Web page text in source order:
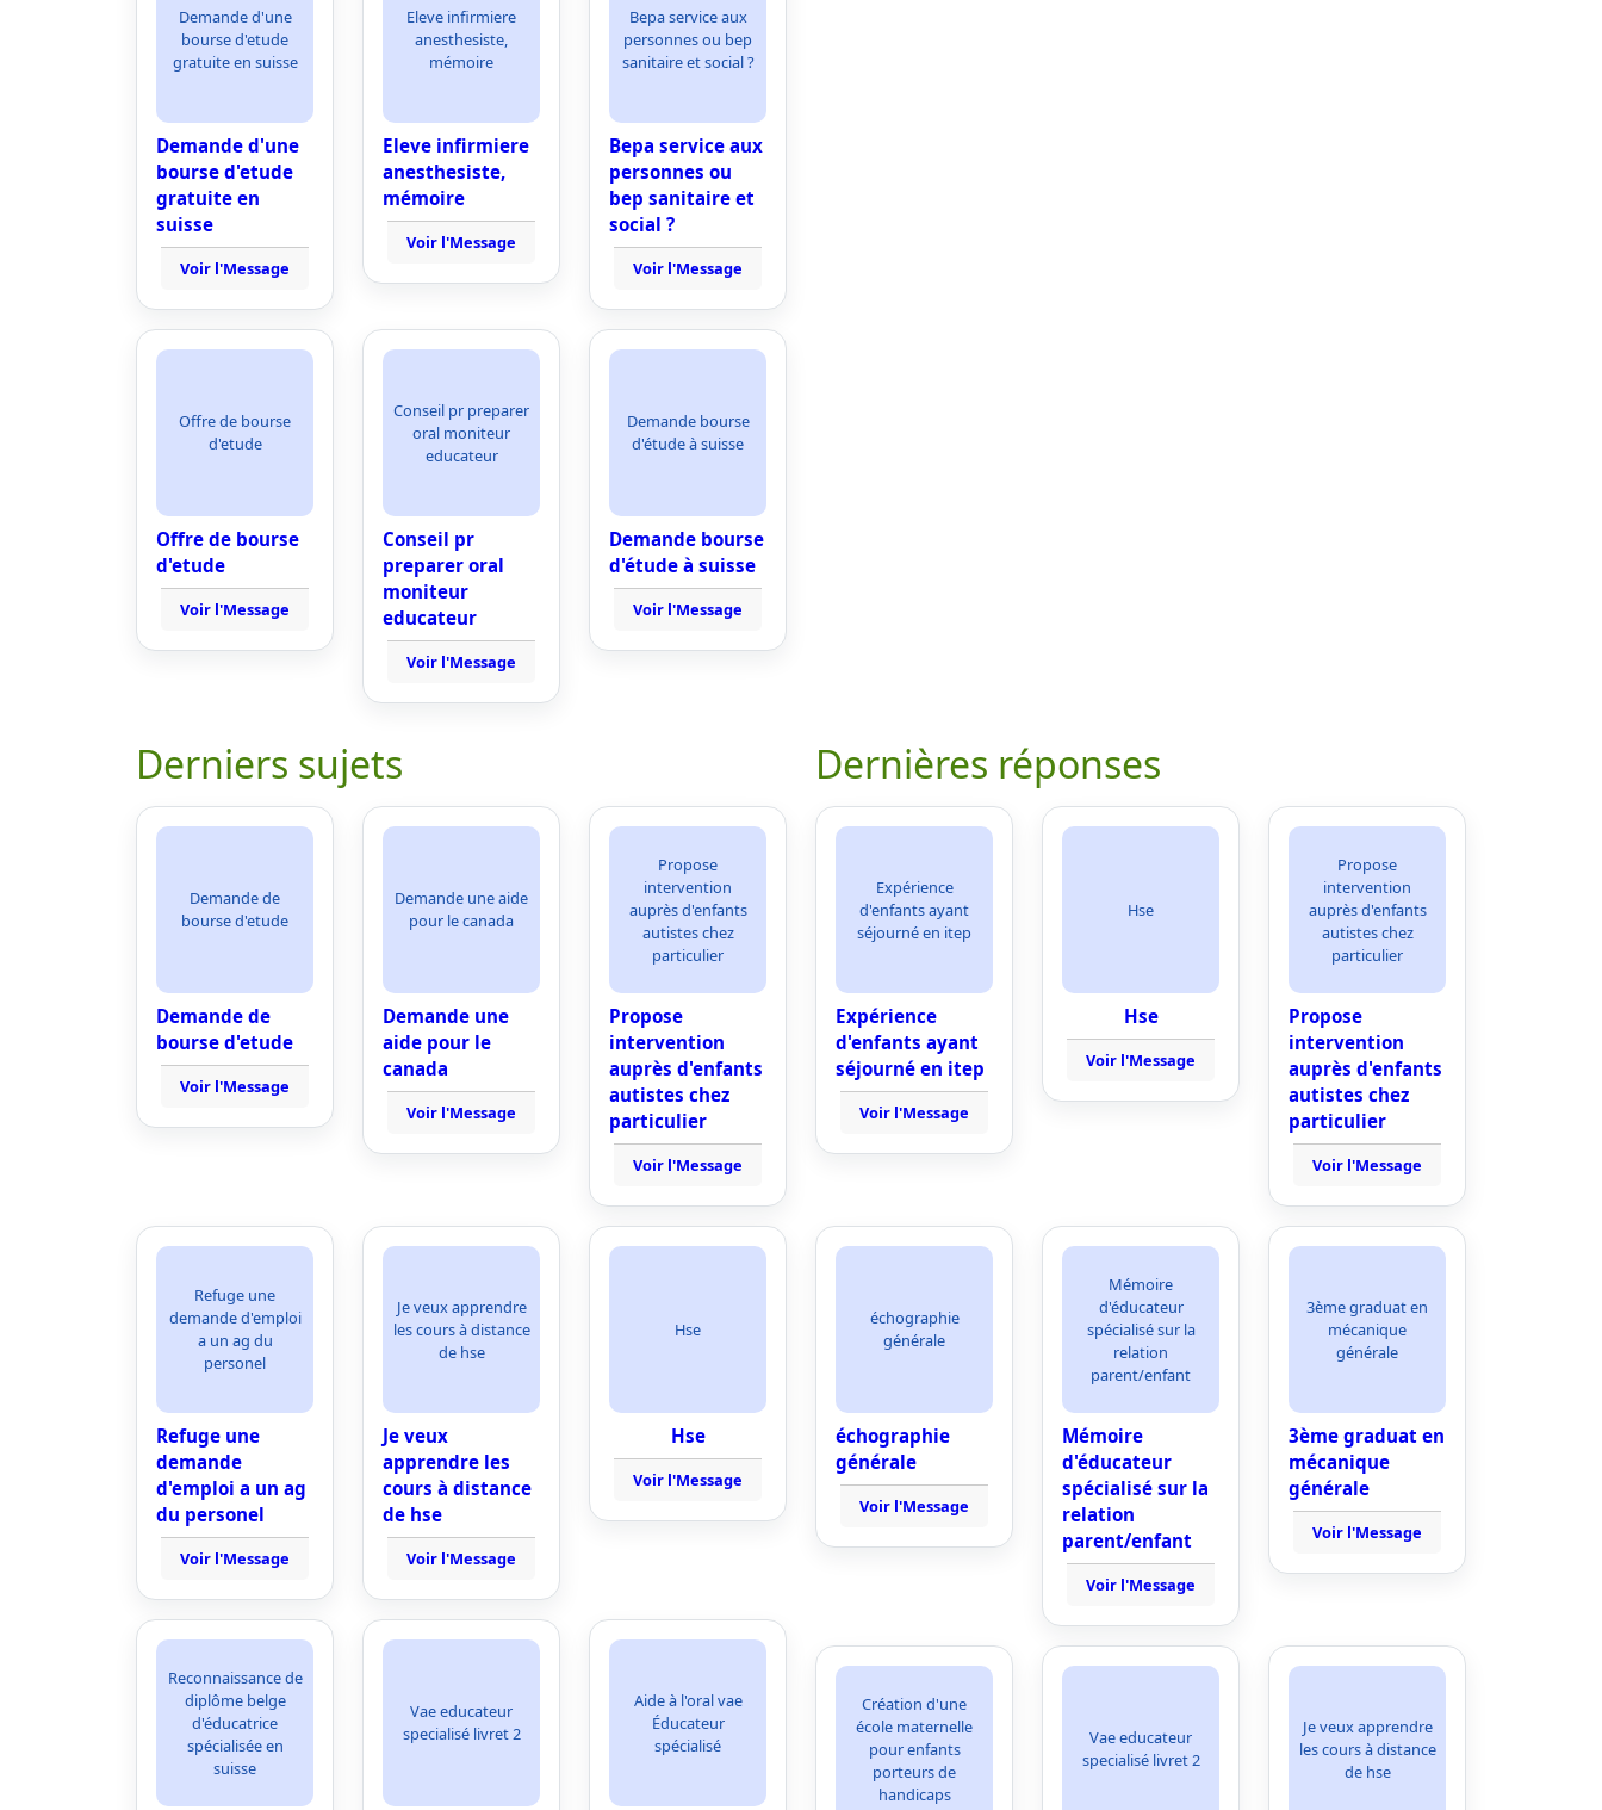
Demande d'une
bourse d'etude
gratuite en suisse
Demande d'une
bourse d'etude
gratuite en
suisse
Voir l'Message
Eleve infirmiere
anesthesiste,
mémoire
Eleve infirmiere
anesthesiste,
mémoire
Voir l'Message
Bepa service aux
personnes ou bep
sanitaire et social ?
Bepa service aux
personnes ou
bep sanitaire et
social ?
Voir l'Message
Offre de bourse
d'etude
Offre de bourse
d'etude
Voir l'Message
Conseil pr preparer
oral moniteur
educateur
Conseil pr
preparer oral
moniteur
educateur
Voir l'Message
Demande bourse
d'étude à suisse
Demande bourse
d'étude à suisse
Voir l'Message
Derniers sujets
Demande de
bourse d'etude
Demande de
bourse d'etude
Voir l'Message
Demande une aide
pour le canada
Demande une
aide pour le
canada
Voir l'Message
Propose
intervention
auprès d'enfants
autistes chez
particulier
Propose
intervention
auprès d'enfants
autistes chez
particulier
Voir l'Message
Refuge une
demande d'emploi
a un ag du
personel
Refuge une
demande
d'emploi a un ag
du personel
Voir l'Message
Je veux apprendre
les cours à distance
de hse
Je veux
apprendre les
cours à distance
de hse
Voir l'Message
Hse
Hse
Voir l'Message
Reconnaissance de
diplôme belge
d'éducatrice
spécialisée en
suisse
Vae educateur
specialisé livret 2
Aide à l'oral vae
Éducateur
spécialisé
Dernières réponses
Expérience
d'enfants ayant
séjourné en itep
Expérience
d'enfants ayant
séjourné en itep
Voir l'Message
Hse
Hse
Voir l'Message
Propose
intervention
auprès d'enfants
autistes chez
particulier
Propose
intervention
auprès d'enfants
autistes chez
particulier
Voir l'Message
échographie
générale
échographie
générale
Voir l'Message
Mémoire
d'éducateur
spécialisé sur la
relation
parent/enfant
Mémoire
d'éducateur
spécialisé sur la
relation
parent/enfant
Voir l'Message
3ème graduat en
mécanique
générale
3ème graduat en
mécanique
générale
Voir l'Message
Création d'une
école maternelle
pour enfants
porteurs de
handicaps
Vae educateur
specialisé livret 2
Je veux apprendre
les cours à distance
de hse